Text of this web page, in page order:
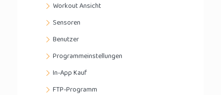
Workout Ansicht
Sensoren
Benutzer
Programmeinstellungen
In-App Kauf
FTP-Programm